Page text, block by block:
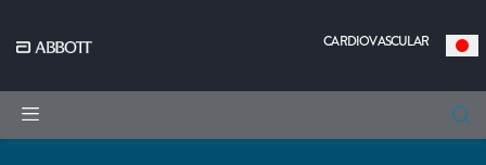
CARDIOVASCULAR |